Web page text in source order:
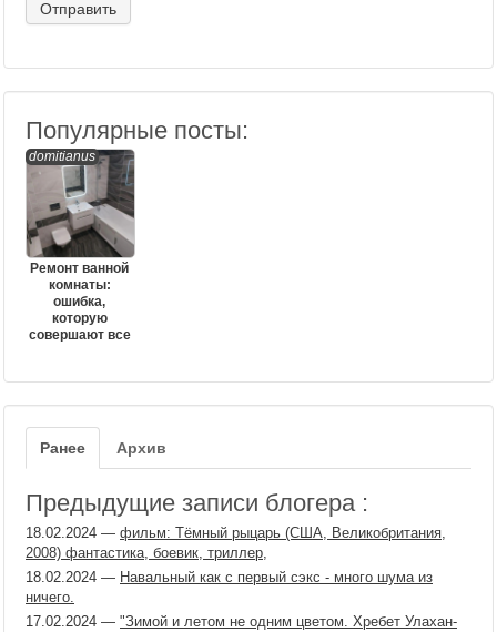
Популярные посты:
domitianus
Ремонт ванной
комнаты:
ошибка,
которую
совершают все
Ранее Архив
Предыдущие записи блогера :
18.02.2024 — фильм: Тёмный рыцарь (США, Великобритания,
2008) фантастика, боевик, триллер,
18.02.2024 — Навальный как с первый сэкс - много шума из
ничего.
17.02.2024 — "Зимой и летом не одним цветом. Хребет Улахан-